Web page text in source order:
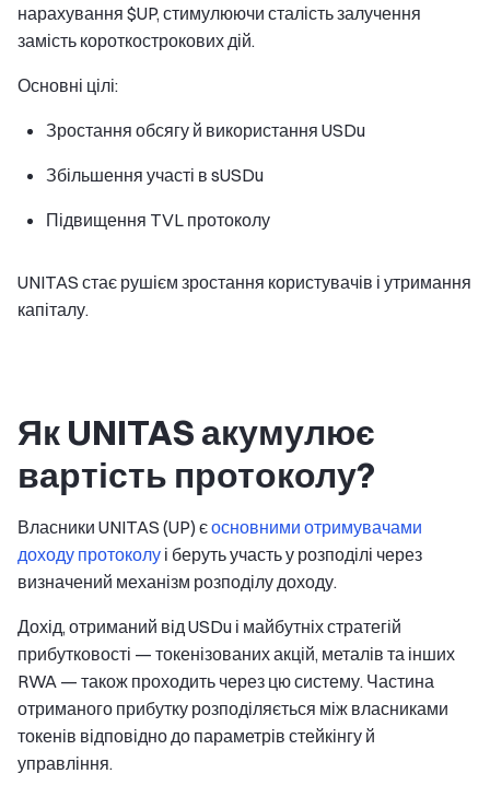
нарахування $UP, стимулюючи сталість залучення
замість короткострокових дій.
Основні цілі:
Зростання обсягу й використання USDu
Збільшення участі в sUSDu
Підвищення TVL протоколу
UNITAS стає рушієм зростання користувачів і утримання
капіталу.
Як UNITAS акумулює
вартість протоколу?
Власники UNITAS (UP) єосновними отримувачами
доходу протоколу і беруть участь у розподілі через
визначений механізм розподілу доходу.
Дохід, отриманий від USDu і майбутніх стратегій
прибутковості — токенізованих акцій, металів та інших
RWA — також проходить через цю систему. Частина
отриманого прибутку розподіляється між власниками
токенів відповідно до параметрів стейкінгу й
управління.